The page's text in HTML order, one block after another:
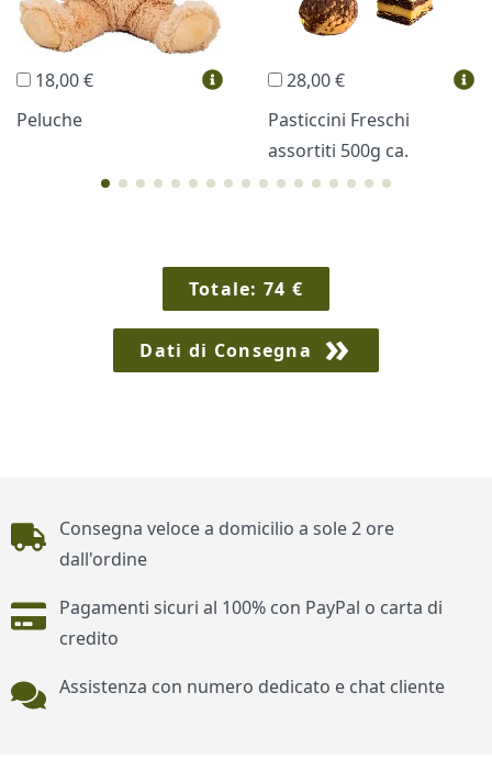
Regali Personalizzati
18,00 €
Peluche
28,00 €
Pasticcini Freschi
assortiti 500g ca.
Totale:74 €
Dati di Consegna
Piè di pagina
Consegna veloce a domicilio a sole 2 ore
dall'ordine
Pagamenti sicuri al 100% con PayPal o carta di
credito
Assistenza con numero dedicato e chat cliente